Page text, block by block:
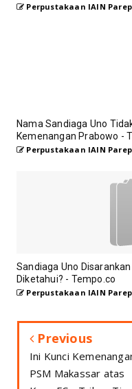
Perpustakaan IAIN
Nama Sandiaga Uno
Kemenangan Prabowo -
Perpustakaan IAIN
Sandiaga Uno
Diketahui? - Tempo.co
Perpustakaan IAIN
Previous
Ini Kunci
PSM Makassar atas